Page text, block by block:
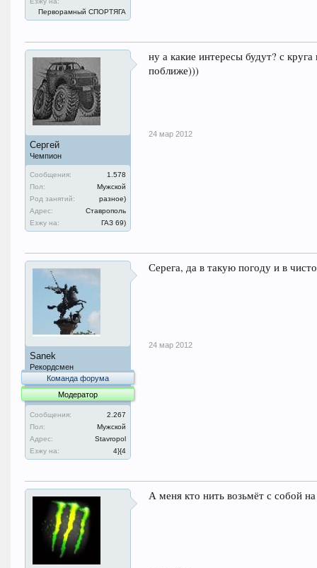
Перворамный СПОРТЯГА
Сергей
Чемпион
Сообщения:
1.578
Пол:
Мужской
Род занятий:
разное)
Адрес:
Ставрополь
Езжу на:
ГАЗ 69)
ну а какие интересы будут? с
поближе)))
24 мар 2012
Sanek
Рекордсмен
Команда форума
Модератор
Сообщения:
2.267
Пол:
Мужской
Адрес:
Stavropol
Езжу на:
4}{4
Серега, да в такую погоду и в
24 мар 2012
А меня кто нить возьмёт с собой